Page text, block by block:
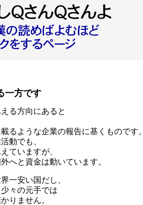
一方です
る方向にあると
るような企業の報告に基くものです
動でも、
ていますが、
へと資金は動いています。
一安い国だし、
々の元手では
りません。